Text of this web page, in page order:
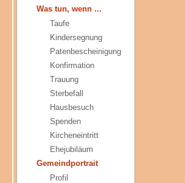
Was tun, wenn ...
Taufe
Kindersegnung
Patenbescheinigung
Konfirmation
Trauung
Sterbefall
Hausbesuch
Spenden
Kircheneintritt
Ehejubiläum
Gemeindportrait
Profil